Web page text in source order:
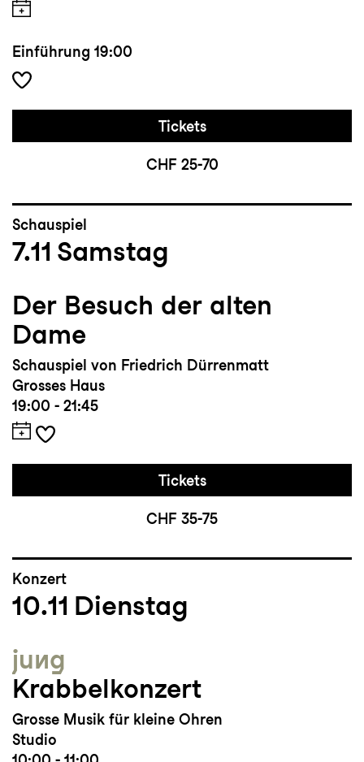
Einführung 19:00
Tickets
CHF 25-70
Schauspiel
7.11 Samstag
Der Besuch der alten
Dame
Schauspiel von Friedrich Dürrenmatt
Grosses Haus
19:00 - 21:45
Tickets
CHF 35-75
Konzert
10.11 Dienstag
jung
Krabbelkonzert
Grosse Musik für kleine Ohren
Studio